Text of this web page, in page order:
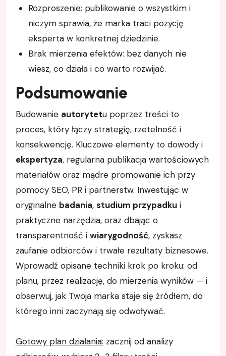
Rozproszenie: publikowanie o wszystkim i
niczym sprawia, że marka traci pozycję
eksperta w konkretnej dziedzinie.
Brak mierzenia efektów: bez danych nie
wiesz, co działa i co warto rozwijać.
Podsumowanie
Budowanie autorytetu poprzez treści to
proces, który łączy strategię, rzetelność i
konsekwencję. Kluczowe elementy to dowody i
ekspertyza, regularna publikacja wartościowych
materiałów oraz mądre promowanie ich przy
pomocy SEO, PR i partnerstw. Inwestując w
oryginalne badania, studium przypadkui
praktyczne narzędzia, oraz dbając o
transparentność i wiarygodność, zyskasz
zaufanie odbiorców i trwałe rezultaty biznesowe.
Wprowadź opisane techniki krok po kroku: od
planu, przez realizację, do mierzenia wyników — i
obserwuj, jak Twoja marka staje się źródłem, do
którego inni zaczynają się odwoływać.
Gotowy plan działania: zacznij od analizy